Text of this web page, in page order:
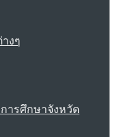
งๆ
ารศึกษาจังหวัด